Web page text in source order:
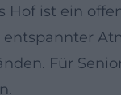
Hof ist ein
Für